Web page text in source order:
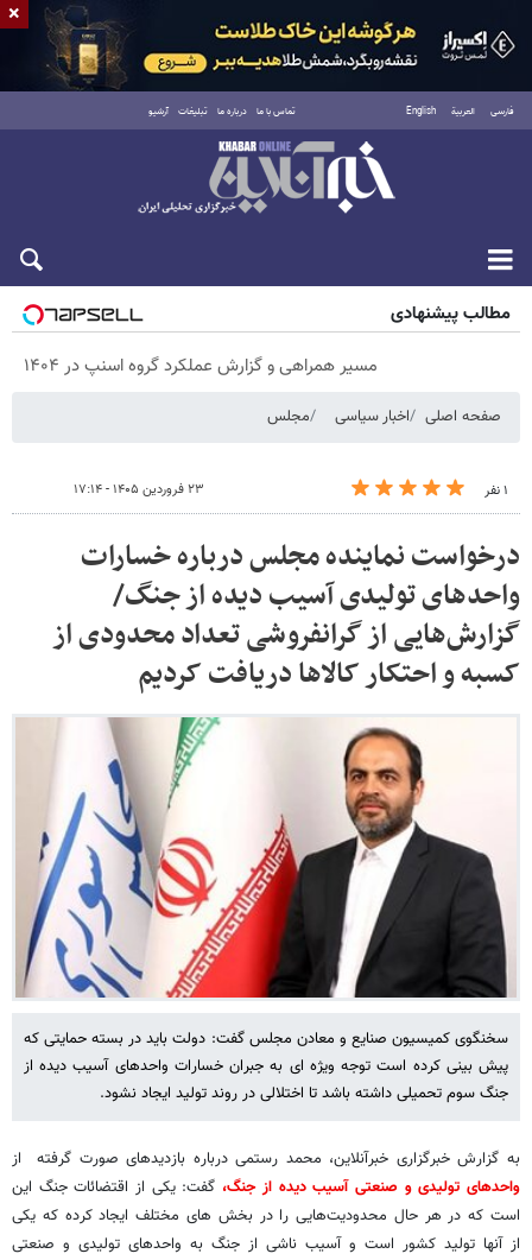
فارسی العربية English تماس با ما درباره ما تبلیغات آرشیو
پنجشنبه ۱۵ مرداد ۱۴۰۵
مطالب پیشنهادی
مسیر همراهی و گزارش عملکرد گروه اسنپ در ۱۴۰۴
صفحه اصلی اخبار سیاسی مجلس
۱ نفر ۲۳ فروردین ۱۴۰۵ - ۱۷:۱۴
درخواست نماینده مجلس درباره خسارات
واحدهای تولیدی آسیب دیده از جنگ/
گزارش‌هایی از گرانفروشی تعداد محدودی از
کسبه و احتکار کالاها دریافت کردیم
سخنگوی کمیسیون صنایع و معادن مجلس گفت: دولت باید در بسته حمایتی که
پیش بینی کرده است توجه ویژه ای به جبران خسارات واحدهای آسیب دیده از
جنگ سوم تحمیلی داشته باشد تا اختلالی در روند تولید ایجاد نشود.
به گزارش خبرگزاری خبرآنلاین، محمد رستمی درباره بازدیدهای صورت گرفته از
واحدهای تولیدی و صنعتی آسیب دیده از جنگ، گفت: یکی از اقتضائات جنگ این
است که در هر حال محدودیت‌هایی را در بخش های مختلف ایجاد کرده که یکی
از آنها تولید کشور است و آسیب ناشی از جنگ به واحدهای تولیدی و صنعتی
×